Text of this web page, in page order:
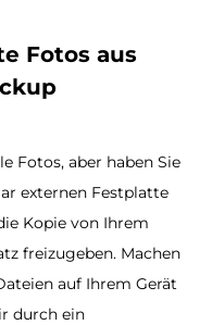
Fotos aus
Fotos, aber haben Sie
externen Festplatte
Kopie von Ihrem
freizugeben. Machen
auf Ihrem Gerät
durch ein